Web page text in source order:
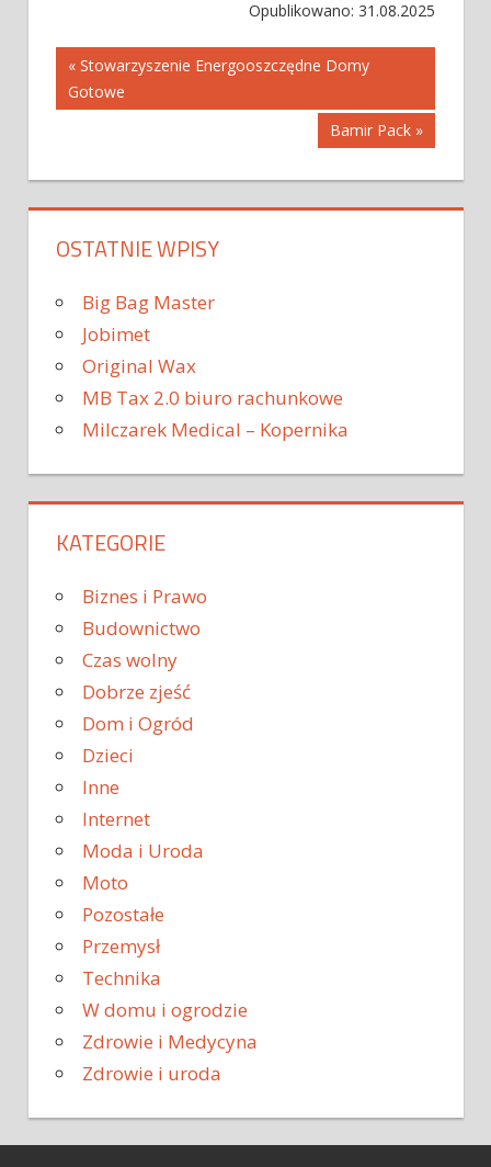
Opublikowano: 31.08.2025
Nawigacja
wpisu
« Stowarzyszenie Energooszczędne Domy
Gotowe
Bamir Pack »
OSTATNIE WPISY
Big Bag Master
Jobimet
Original Wax
MB Tax 2.0 biuro rachunkowe
Milczarek Medical – Kopernika
KATEGORIE
Biznes i Prawo
Budownictwo
Czas wolny
Dobrze zjeść
Dom i Ogród
Dzieci
Inne
Internet
Moda i Uroda
Moto
Pozostałe
Przemysł
Technika
W domu i ogrodzie
Zdrowie i Medycyna
Zdrowie i uroda